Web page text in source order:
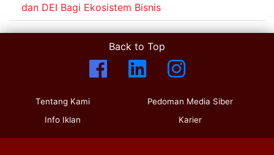
dan DEI Bagi Ekosistem Bisnis
Back to Top
Tentang Kami
Info Iklan
Pedoman Media Siber
Karier